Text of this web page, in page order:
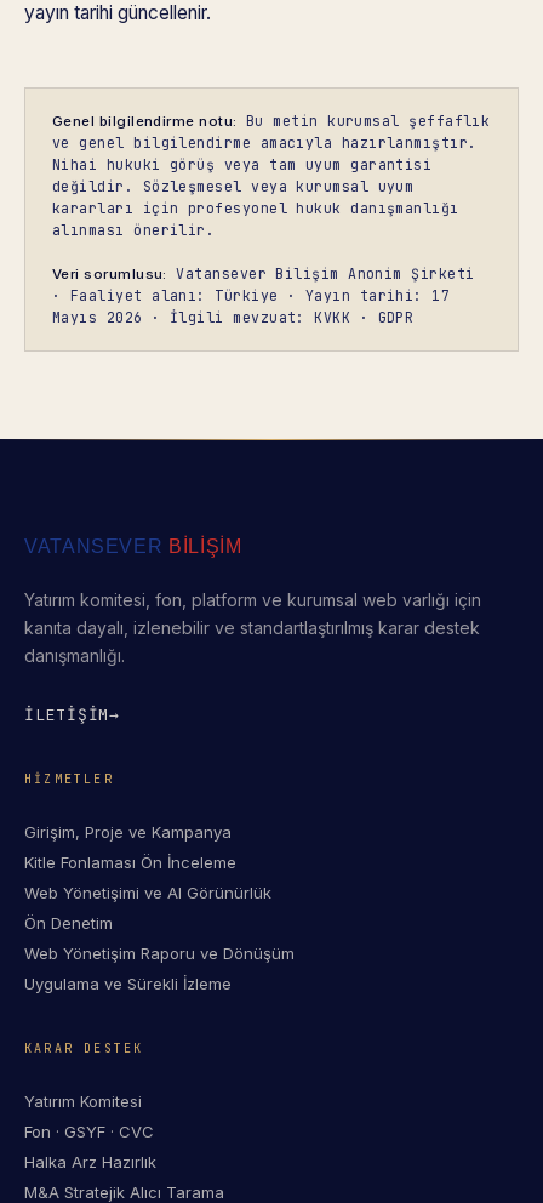
yayın tarihi güncellenir.
Genel bilgilendirme notu:
Bu metin kurumsal şeffaflık
ve genel bilgilendirme amacıyla hazırlanmıştır.
Nihai hukuki görüş veya tam uyum garantisi
değildir. Sözleşmesel veya kurumsal uyum
kararları için profesyonel hukuk danışmanlığı
alınması önerilir.
Veri sorumlusu:
Vatansever Bilişim Anonim Şirketi
· Faaliyet alanı: Türkiye · Yayın tarihi: 17
Mayıs 2026 · İlgili mevzuat: KVKK · GDPR
VATANSEVER BİLİŞİM
Yatırım komitesi, fon, platform ve kurumsal web varlığı için
kanıta dayalı, izlenebilir ve standartlaştırılmış karar destek
danışmanlığı.
İLETİŞİM→
HIZMETLER
Girişim, Proje ve Kampanya
Kitle Fonlaması Ön İnceleme
Web Yönetişimi ve AI Görünürlük
Ön Denetim
Web Yönetişim Raporu ve Dönüşüm
Uygulama ve Sürekli İzleme
KARAR DESTEK
Yatırım Komitesi
Fon · GSYF · CVC
Halka Arz Hazırlık
M&A Stratejik Alıcı Tarama